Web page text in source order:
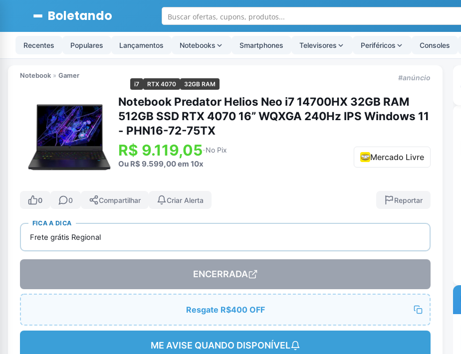
Boletando
Recentes Populares Lançamentos Notebooks Smartphones Televisores Periféricos Consoles
Notebook » Gamer
i7 RTX 4070 32GB RAM
#anúncio
Notebook Predator Helios Neo i7 14700HX 32GB RAM
512GB SSD RTX 4070 16” WQXGA 240Hz IPS Windows 11
- PHN16-72-75TX
R$ 9.119,05-No Pix
Ou R$ 9.599,00 em 10x
Mercado Livre
0 0 Compartilhar Criar Alerta Reportar
FICA A DICA
Frete grátis Regional
ENCERRADA
Resgate R$400 OFF
ME AVISE QUANDO DISPONÍVEL